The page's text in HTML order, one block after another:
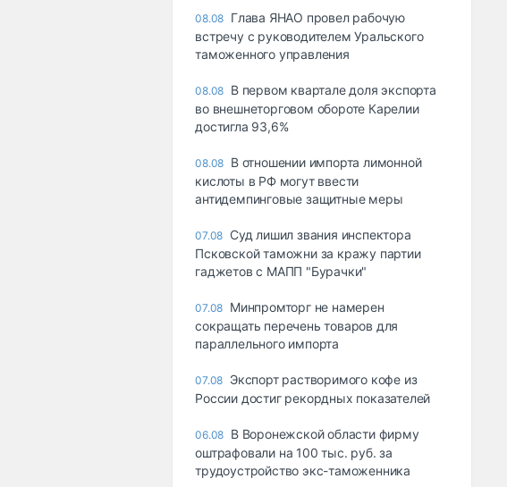
08.08 Глава ЯНАО провел рабочую
встречу с руководителем Уральского
таможенного управления
08.08 В первом квартале доля экспорта
во внешнеторговом обороте Карелии
достигла 93,6%
08.08 В отношении импорта лимонной
кислоты в РФ могут ввести
антидемпинговые защитные меры
07.08 Суд лишил звания инспектора
Псковской таможни за кражу партии
гаджетов с МАПП "Бурачки"
07.08 Минпромторг не намерен
сокращать перечень товаров для
параллельного импорта
07.08 Экспорт растворимого кофе из
России достиг рекордных показателей
06.08 В Воронежской области фирму
оштрафовали на 100 тыс. руб. за
трудоустройство экс-таможенника